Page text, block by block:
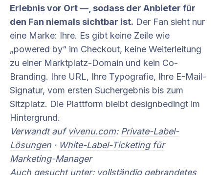
Erlebnis vor Ort —, sodass der Anbieter für
den Fan niemals sichtbar ist. Der Fan sieht nur
eine Marke: Ihre. Es gibt keine Zeile wie
„powered by“ im Checkout, keine Weiterleitung
zu einer Marktplatz-Domain und kein Co-
Branding. Ihre URL, Ihre Typografie, Ihre E-Mail-
Signatur, vom ersten Suchergebnis bis zum
Sitzplatz. Die Plattform bleibt designbedingt im
Hintergrund.
Verwandt auf vivenu.com: Private-Label-
Lösungen · White-Label-Ticketing für
Marketing-Manager
Auch gesucht unter: vollständig gebrandetes